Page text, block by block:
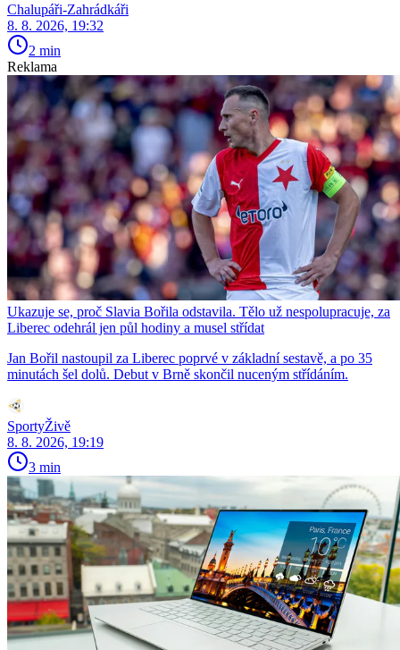
Chalupáři-Zahrádkáři
8. 8. 2026, 19:32
2 min
Reklama
Ukazuje se, proč Slavia Bořila odstavila. Tělo už nespolupracuje, za
Liberec odehrál jen půl hodiny a musel střídat
Jan Bořil nastoupil za Liberec poprvé v základní sestavě, a po 35
minutách šel dolů. Debut v Brně skončil nuceným střídáním.
SportyŽivě
8. 8. 2026, 19:19
3 min